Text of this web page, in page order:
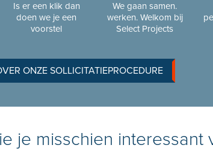
Is er een klik dan
doen we je een
voorstel
We gaan samen.
werken. Welkom bij
Select Projects
ONZE SOLLICITATIEPROCEDURE
je misschien interessant